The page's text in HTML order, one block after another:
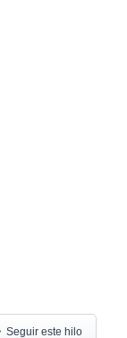
Seguir este hilo